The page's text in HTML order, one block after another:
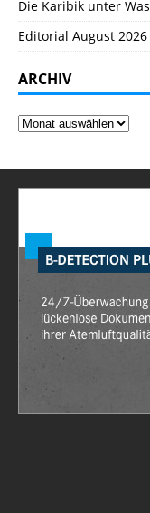
Die Karibik unter
Editorial August 2026
ARCHIV